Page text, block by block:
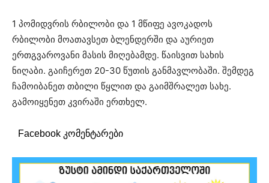
1 პომიდვრის რბილობი და 1 მწიფე ავოკადოს
რბილობი მოათავსეთ ბლენდერში და აურიეთ
ერთგვაროვანი მასის მიღებამდე. წაისვით სახის
ნიღაბი. გაიჩერეთ 20-30 წუთის განმავლობაში. შემდეგ
ჩამოიბანეთ თბილი წყლით და გაიმშრალეთ სახე.
გამოიყენეთ კვირაში ერთხელ.
Facebook კომენტარები